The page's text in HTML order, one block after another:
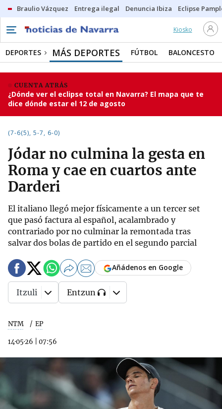
Braulio Vázquez Entrega ilegal Denuncia Ibiza Eclipse
Kiosko
DEPORTES MÁS DEPORTES FÚTBOL BALONCESTO
CUENTA ATRÁS
¿Dónde ver el eclipse total en Navarra? El mapa que te
dice dónde estar el 12 de agosto
(7-6(5), 5-7, 6-0)
Jódar no culmina la gesta en
Roma y cae en cuartos ante
Darderi
El italiano llegó mejor físicamente a un tercer set
que pasó factura al español, acalambrado y
contrariado por no culminar la remontada tras
salvar dos bolas de partido en el segundo parcial
NTM EP
14·05·26 07:56
Añádenos en Google
Itzuli Entzun